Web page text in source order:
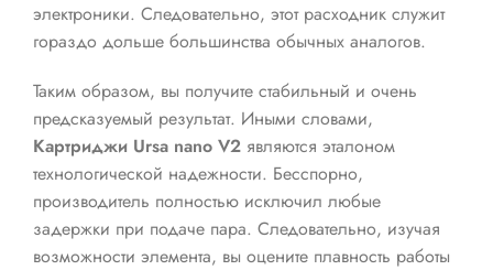
электроники. Следовательно, этот расходник служит
гораздо дольше большинства обычных аналогов.
Таким образом, вы получите стабильный и очень
предсказуемый результат. Иными словами,
Картриджи Ursa nano V2 являются эталоном
технологической надежности. Бесспорно,
производитель полностью исключил любые
задержки при подаче пара. Следовательно, изучая
возможности элемента, вы оцените плавность работы